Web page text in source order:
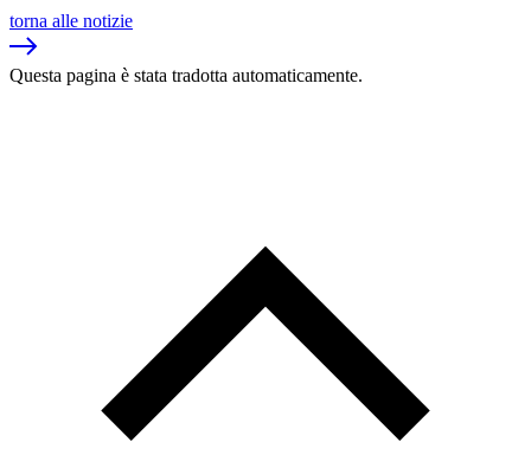
torna alle notizie
Questa pagina è stata tradotta automaticamente.